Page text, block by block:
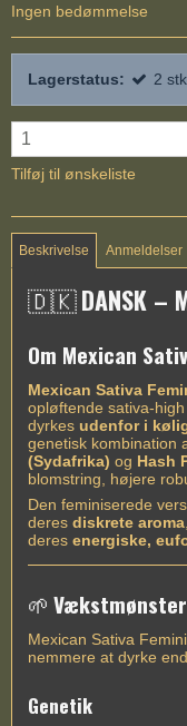
Ingen bedømmelse
Lagerstatus: 2 stk.
Tilføj til ønskeliste
Beskrivelse Anmeldelser
🇩🇰DANSK –
Om Mexican
Mexican Sativa
opløftende sativa-
dyrkes udenfor i
genetisk kombination
(Sydafrika) og Hash
blomstring, højere
Den feminiserede
deres diskrete aroma
deres energiske,
🌱
Mexican Sativa
nemmere at dyrke
Genetik